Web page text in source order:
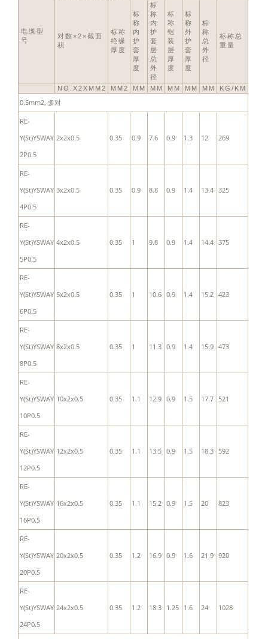
电缆型
号
对数×2×截面
积
标称
绝缘
厚度
标
称
内
护
套
厚
度
标
称
内
护
套
层
总
外
径
标
称
铠
装
层
厚
度
标
称
外
护
套
厚
度
标
称
总
外
径
标称总
重量
NO.X2XMM2 MM2 MM MM MM MM MM KG/KM
0.5mm2, 多对
RE-
Y(St)YSWAY
2P0.5
2x2x0.5 0.35 0.9 7.6 0.9 1.3 12 269
RE-
Y(St)YSWAY
4P0.5
3x2x0.5 0.35 0.9 8.8 0.9 1.4 13.4 325
RE-
Y(St)YSWAY
5P0.5
4x2x0.5 0.35 1 9.8 0.9 1.4 14.4 375
RE-
Y(St)YSWAY
6P0.5
5x2x0.5 0.35 1 10.6 0.9 1.4 15.2 423
RE-
Y(St)YSWAY
8P0.5
8x2x0.5 0.35 1 11.3 0.9 1.4 15.9 473
RE-
Y(St)YSWAY
10P0.5
10x2x0.5 0.35 1.1 12.9 0.9 1.5 17.7 521
RE-
Y(St)YSWAY
12P0.5
12x2x0.5 0.35 1.1 13.5 0.9 1.5 18.3 592
RE-
Y(St)YSWAY
16P0.5
16x2x0.5 0.35 1.1 15.2 0.9 1.5 20 823
RE-
Y(St)YSWAY
20P0.5
20x2x0.5 0.35 1.2 16.9 0.9 1.6 21.9 920
RE-
Y(St)YSWAY
24P0.5
24x2x0.5 0.35 1.2 18.3 1.25 1.6 24 1028